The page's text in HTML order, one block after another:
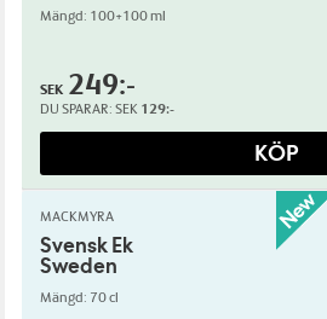
Mängd: 100+100 ml
SEK 249:-
DU SPARAR: SEK 129:-
KÖP
MACKMYRA
Svensk Ek
Sweden
Mängd: 70 cl